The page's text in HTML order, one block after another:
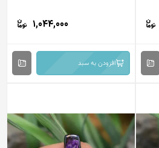
1,044,000
افزودن به سبد